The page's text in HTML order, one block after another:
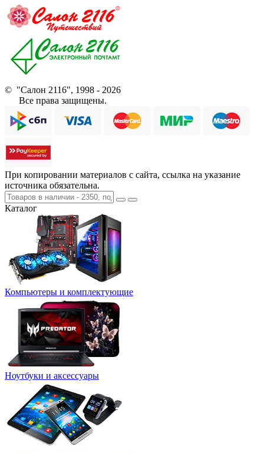
© "Салон 2116", 1998 - 2026
Все права защищены.
При копировании материалов с сайта, ссылка на указание
источника обязательна.
Каталог
Компьютеры и комплектующие
Ноутбуки и аксессуары